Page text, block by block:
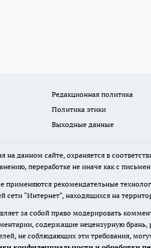
Редакционная политика
Политика этики
Выходные данные
на данном сайте, охраняется в
переработке не иначе как с
рекомендательные
сети "Интернет", находящихся на
за собой право модерировать
содержащие нецензурную
не соблюдающих эти требования,